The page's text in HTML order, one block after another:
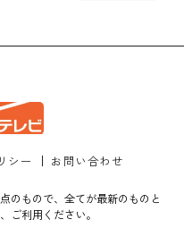
シー お問い合わせ
のもので、全てが最新のものと
ご利用ください。